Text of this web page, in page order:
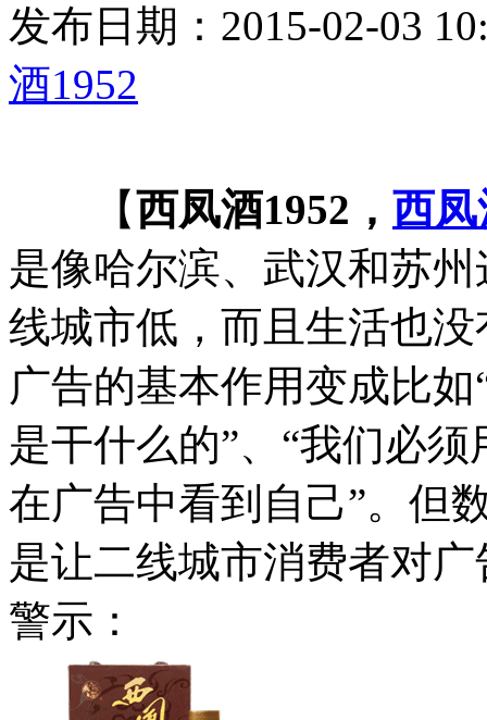
发布日期：2015-02-03
酒1952
【西凤酒1952， 西
是像哈尔滨、武汉和苏
线城市低，而且生活也
广告的基本作用变成比
是干什么的”、“我们必
在广告中看到自己”。但
是让二线城市消费者对
警示：